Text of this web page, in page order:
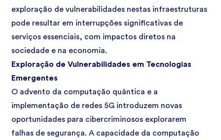
exploração de vulnerabilidades nestas infraestruturas
pode resultar em interrupções significativas de
serviços essenciais, com impactos diretos na
sociedade e na economia.
Exploração de Vulnerabilidades em Tecnologias
Emergentes
O advento da computação quântica e a
implementação de redes 5G introduzem novas
oportunidades para cibercriminosos explorarem
falhas de segurança. A capacidade da computação